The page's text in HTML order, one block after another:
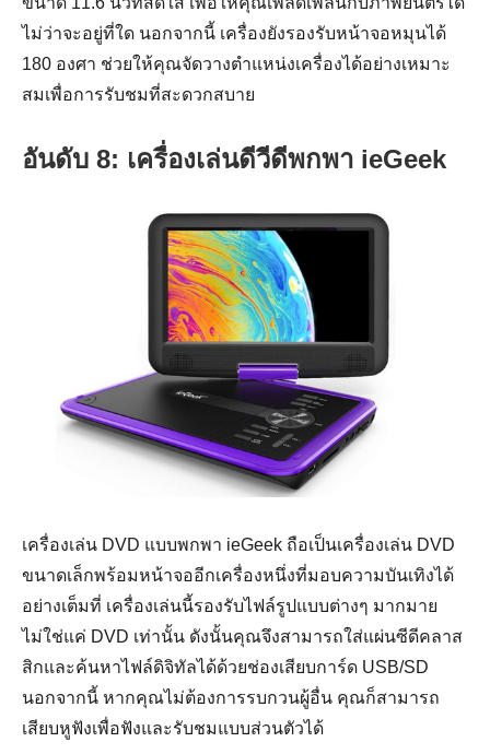
ไม่ว่าจะอยู่ที่ใด นอกจากนี้ เครื่องยังรองรับหน้าจอหมุนได้
180 องศา ช่วยให้คุณจัดวางตำแหน่งเครื่องได้อย่างเหมาะ
สมเพื่อการรับชมที่สะดวกสบาย
อันดับ 8: เครื่องเล่นดีวีดีพกพา ieGeek
เครื่องเล่น DVD แบบพกพา ieGeek ถือเป็นเครื่องเล่น DVD
ขนาดเล็กพร้อมหน้าจออีกเครื่องหนึ่งที่มอบความบันเทิงได้
อย่างเต็มที่ เครื่องเล่นนี้รองรับไฟล์รูปแบบต่างๆ มากมาย
ไม่ใช่แค่ DVD เท่านั้น ดังนั้นคุณจึงสามารถใส่แผ่นซีดีคลาส
สิกและค้นหาไฟล์ดิจิทัลได้ด้วยช่องเสียบการ์ด USB/SD
นอกจากนี้ หากคุณไม่ต้องการรบกวนผู้อื่น คุณก็สามารถ
เสียบหูฟังเพื่อฟังและรับชมแบบส่วนตัวได้